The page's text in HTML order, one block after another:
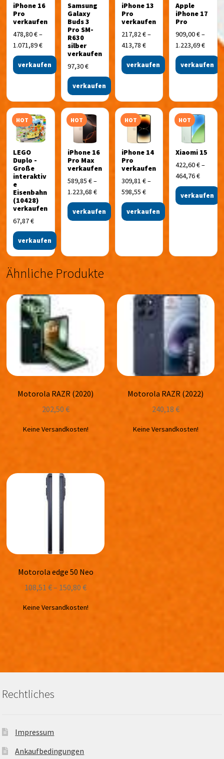
iPhone 16
Pro
verkaufen
478,80€–
1.071,89€
verkaufen
Samsung
Galaxy
Buds 3
Pro SM-
R630
silber
verkaufen
97,30€
verkaufen
iPhone 13
Pro
verkaufen
217,82€–
413,78 €
verkaufen
Apple
iPhone 17
Pro
909,00€–
1.223,69€
verkaufen
HOT
LEGO
Duplo -
Große
interaktiv
e
Eisenbahn
(10428)
verkaufen
67,87€
verkaufen
HOT
iPhone 16
Pro Max
verkaufen
589,85 €–
1.223,68 €
verkaufen
HOT
iPhone 14
Pro
verkaufen
309,81 €–
598,55 €
verkaufen
HOT
Xiaomi 15
422,60€–
464,76€
verkaufen
Ähnliche Produkte
Motorola RAZR (2020)
202,50 €
Keine Versandkosten!
Motorola RAZR (2022)
240,18 €
Keine Versandkosten!
Motorola edge 50 Neo
108,51€– 150,80€
Keine Versandkosten!
Rechtliches
Impressum
Ankaufbedingungen